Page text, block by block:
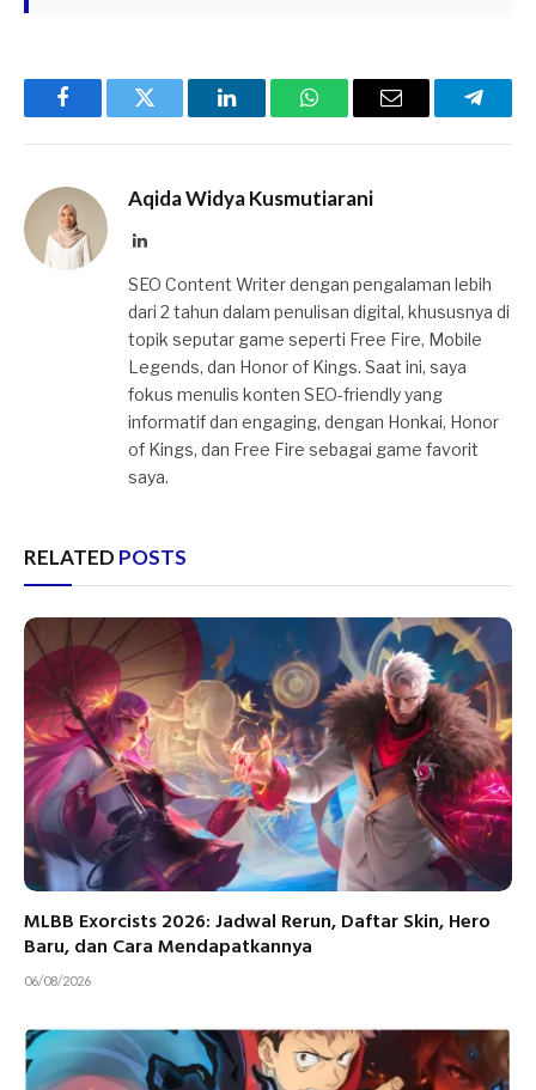
FacebookTwitter LinkedInWhatsAppEmail
Aqida Widya Kusmutiarani
LinkedIn
SEO Content Writer dengan pengalaman lebih
dari 2 tahun dalam penulisan digital, khususnya di
topik seputar game seperti Free Fire, Mobile
Legends, dan Honor of Kings. Saat ini, saya
fokus menulis konten SEO-friendly yang
informatif dan engaging, dengan Honkai, Honor
of Kings, dan Free Fire sebagai game favorit
saya.
RELATED POSTS
MLBB Exorcists 2026: Jadwal Rerun, Daftar Skin, Hero
Baru, dan Cara Mendapatkannya
06/08/2026